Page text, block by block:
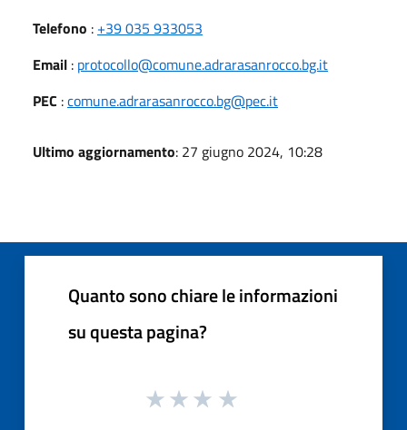
Telefono : +39 035 933053
Email : protocollo@comune.adrarasanrocco.bg.it
PEC :comune.adrarasanrocco.bg@pec.it
Ultimo aggiornamento: 27 giugno 2024, 10:28
Quanto sono chiare le informazioni
su questa pagina?